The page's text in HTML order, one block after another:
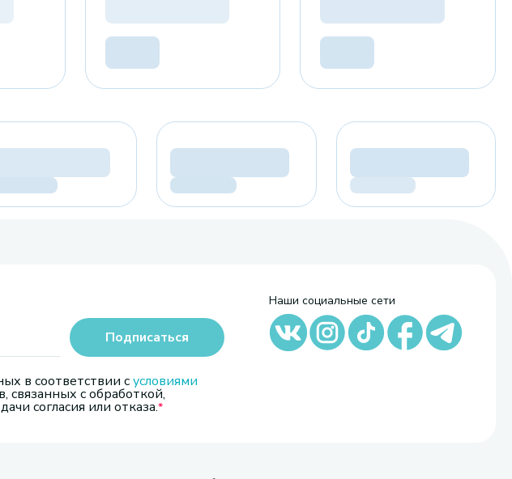
в соответствии сусловиями
связанных с обработкой,
согласия или отказа.
Подписаться
Наши социальные сети